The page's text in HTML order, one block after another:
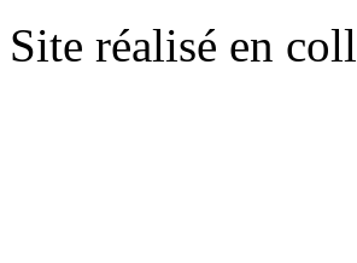
Site réalisé en